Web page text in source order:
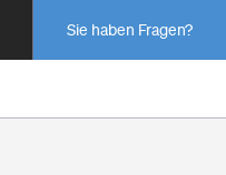
Sie haben Fragen?